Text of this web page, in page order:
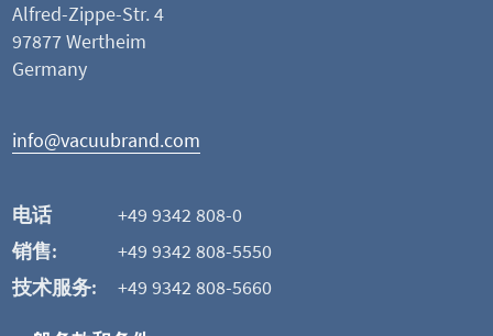
Alfred-Zippe-Str. 4
97877 Wertheim
Germany
info@vacuubrand.com
电话
+49 9342 808-0
销售:
+49 9342 808-5550
技术服务:
+49 9342 808-5660